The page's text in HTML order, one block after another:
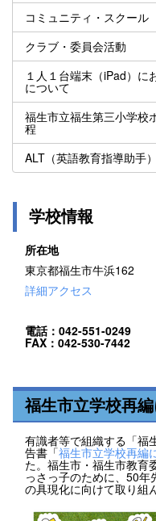
コミュニティ・スクール
クラブ・委員会活動
１人１台端末（iPad）に
について
福生市立福生第三小学校
程
ALT（英語教育指導助手
学校情報
所在地
東京都福生市牛浜162
詳細アクセス
電話：042-551-0249
FAX：042-530-7442
福生市立学校再
有識者等で組織する「福
告書「福生市立学校再編
た。福生市・福生市教育
っさっ子のために、50
の具現化に向けて取り組